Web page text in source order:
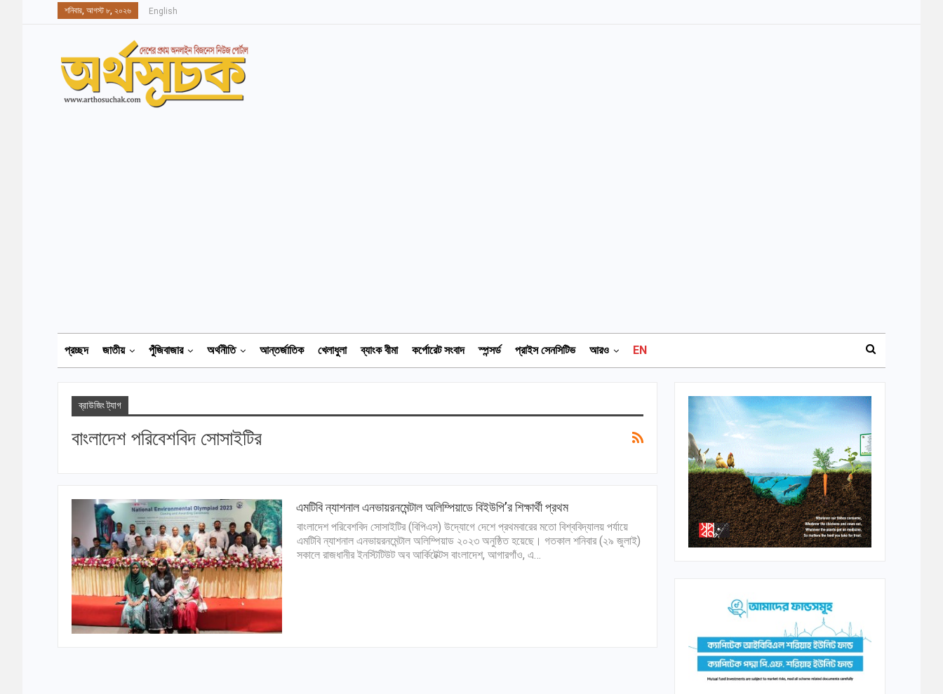
শনিবার, আগস্ট ৮, ২০২৬ English
প্রচ্ছদ জাতীয় পুঁজিবাজার অর্থনীতি আন্তর্জাতিক খেলাধুলা ব্যাংক বীমা কর্পোরেট সংবাদ স্পন্সর্ড প্রাইস সেনসিটিভ আরও EN
ব্রাউজিং ট্যাগ
বাংলাদেশ পরিবেশবিদ সোসাইটির
এমটিবি ন্যাশনাল এনভায়রনমেন্টাল অলিম্পিয়াডে বিইউপি’র শিক্ষার্থী প্রথম
বাংলাদেশ পরিবেশবিদ সোসাইটির (বিপিএস) উদ্যোগে দেশে প্রথমবারের মতো বিশ্ববিদ্যালয় পর্যায়ে
এমটিবি ন্যাশনাল এনভায়রনমেন্টাল অলিম্পিয়াড ২০২৩ অনুষ্ঠিত হয়েছে। গতকাল শনিবার (২৯ জুলাই)
সকালে রাজধানীর ইনস্টিটিউট অব আর্কিটেক্টস বাংলাদেশ, আগারগাঁও, এ…